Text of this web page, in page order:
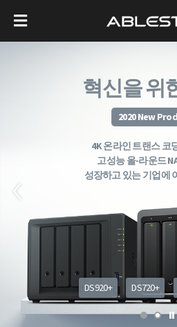
혁신을 위
2020 New
4K 온라인 트랜스 코
고성능 올-라운드
성장하고 있는 기업에
DS920+ DS720+